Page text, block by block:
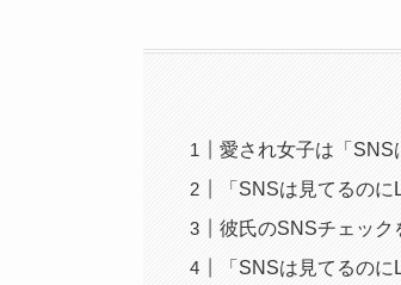
愛され女子は「SNS
「SNSは見てるの
彼氏のSNSチェック
「SNSは見てるの